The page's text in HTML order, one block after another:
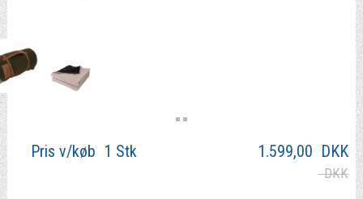
Pris v/køb 1 Stk 1.599,00 DKK
DKK